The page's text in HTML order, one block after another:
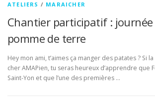
ATELIERS / MARAICHER
Chantier participatif :
pomme de terre
Hey mon ami, t’aimes ça manger des patates ? Si
cher AMAPien, tu seras heureux d’apprendre que
Saint-Yon et que l’une des premières …